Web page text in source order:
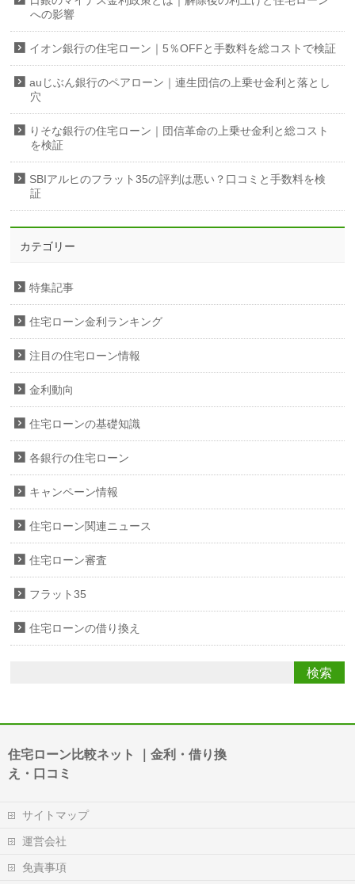
への影響
イオン銀行の住宅ローン｜5％OFFと手数料を総コストで検証
auじぶん銀行のペアローン｜連生団信の上乗せ金利と落とし
穴
りそな銀行の住宅ローン｜団信革命の上乗せ金利と総コスト
を検証
SBIアルヒのフラット35の評判は悪い？口コミと手数料を検
証
カテゴリー
特集記事
住宅ローン金利ランキング
注目の住宅ローン情報
金利動向
住宅ローンの基礎知識
各銀行の住宅ローン
キャンペーン情報
住宅ローン関連ニュース
住宅ローン審査
フラット35
住宅ローンの借り換え
住宅ローン比較ネット ｜金利・借り換
え・口コミ
サイトマップ
運営会社
免責事項